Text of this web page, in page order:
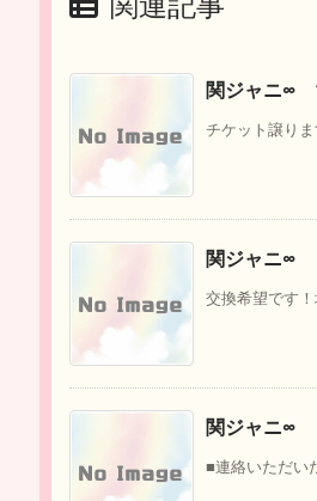
関ジャニ∞
チケット譲り
関ジャニ∞
交換希望です
関ジャニ∞
■連絡いただい